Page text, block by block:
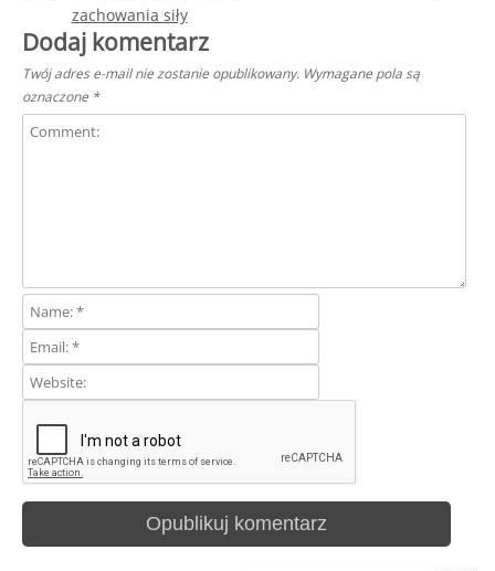
zachowania siły
Dodaj komentarz
Twój adres e-mail nie zostanie opublikowany. Wymagane pola są
oznaczone *